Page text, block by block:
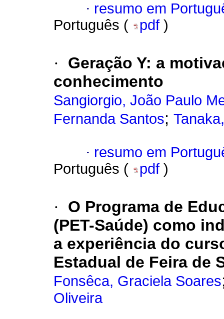
· resumo em
Português (
pdf )
· Geração Y: a
conhecimento
Sangiorgio, João Paulo
Fernanda Santos;
· resumo em
Português (
pdf )
·
O Programa de
(PET-Saúde) como
a experiência do
Estadual de Feira de
Fonsêca, Graciela Soares
Oliveira